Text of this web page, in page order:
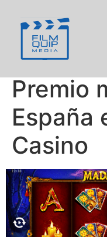
Ingreso
Premio
España
Casino